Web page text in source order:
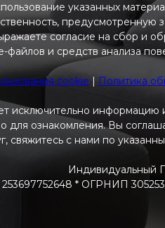
указанных
предусмотренную
согласие на сбор и
и средств анализа
cookie | Политика
исключительно информацию
для ознакомления. Вы
свяжитесь с нами по
Индивидуальный
* ОГРНИП